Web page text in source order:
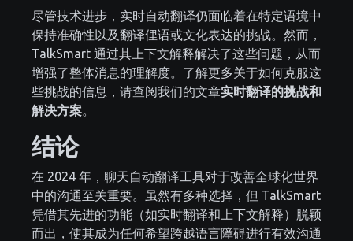
尽管技术进步，实时自动翻译仍面临着在特定语境中
保持准确性以及翻译俚语或文化表达的挑战。然而，
TalkSmart 通过其上下文解释解决了这些问题，从而
增强了整体消息的理解度。了解更多关于如何克服这
些挑战的信息，请查阅我们的文章实时翻译的挑战和
解决方案
结论
在 2024 年，聊天自动翻译工具对于改善全球化世界
中的沟通至关重要。虽然有多种选择，但 TalkSmart
凭借其先进的功能（如实时翻译和上下文解释）脱颖
而出，使其成为任何希望跨越语言障碍进行有效沟通